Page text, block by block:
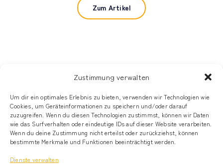
Zustimmung verwalten
Um dir ein optimales Erlebnis zu bieten, verwenden wir Technologien wie
Cookies, um Geräteinformationen zu speichern und/oder darauf
zuzugreifen. Wenn du diesen Technologien zustimmst, können wir Daten
wie das Surfverhalten oder eindeutige IDs auf dieser Website verarbeiten.
Wenn du deine Zustimmung nicht erteilst oder zurückziehst, können
bestimmte Merkmale und Funktionen beeinträchtigt werden.
Dienste verwalten
Zum Artikel
© Alecto Capital, LLC
Newsletter
Kontakt